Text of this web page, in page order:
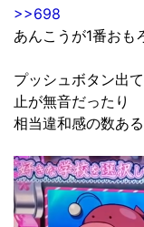
>>698
あんこうが1番おも
プッシュボタン出
止が無音だったり
相当違和感の数あ